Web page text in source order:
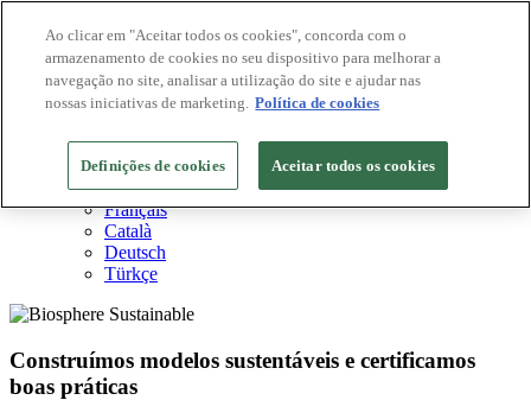
Destinos Biosphere
Empresas Biosphere
Como avaliamos
PT
English
Español
Français
Català
Deutsch
Türkçe
Construímos modelos sustentáveis ​​e certificamos
boas práticas
Ao clicar em "Aceitar todos os cookies", concorda com o
armazenamento de cookies no seu dispositivo para melhorar a
navegação no site, analisar a utilização do site e ajudar nas
nossas iniciativas de marketing. Política de cookies
Definições de cookies Aceitar todos os cookies